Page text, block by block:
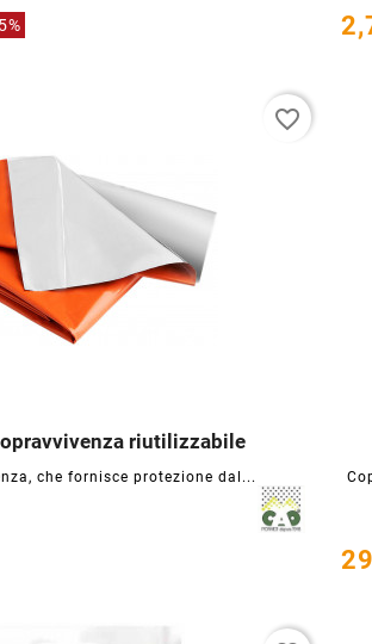
riutilizzabile
che fornisce protezione dal...
  
favorite_border